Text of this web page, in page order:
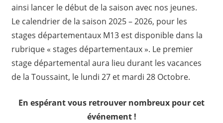
ainsi lancer le début de la saison avec nos jeunes.
Le calendrier de la saison 2025 – 2026, pour les
stages départementaux M13 est disponible dans la
rubrique « stages départementaux ». Le premier
stage départemental aura lieu durant les vacances
de la Toussaint, le lundi 27 et mardi 28 Octobre.
En espérant vous retrouver nombreux pour cet
événement !